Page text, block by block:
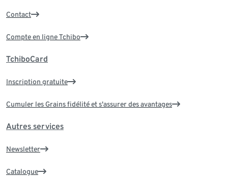
Contact
Compte en ligne Tchibo
TchiboCard
Inscription gratuite
Cumuler les Grains fidélité et s'assurer des avantages
Autres services
Newsletter
Catalogue